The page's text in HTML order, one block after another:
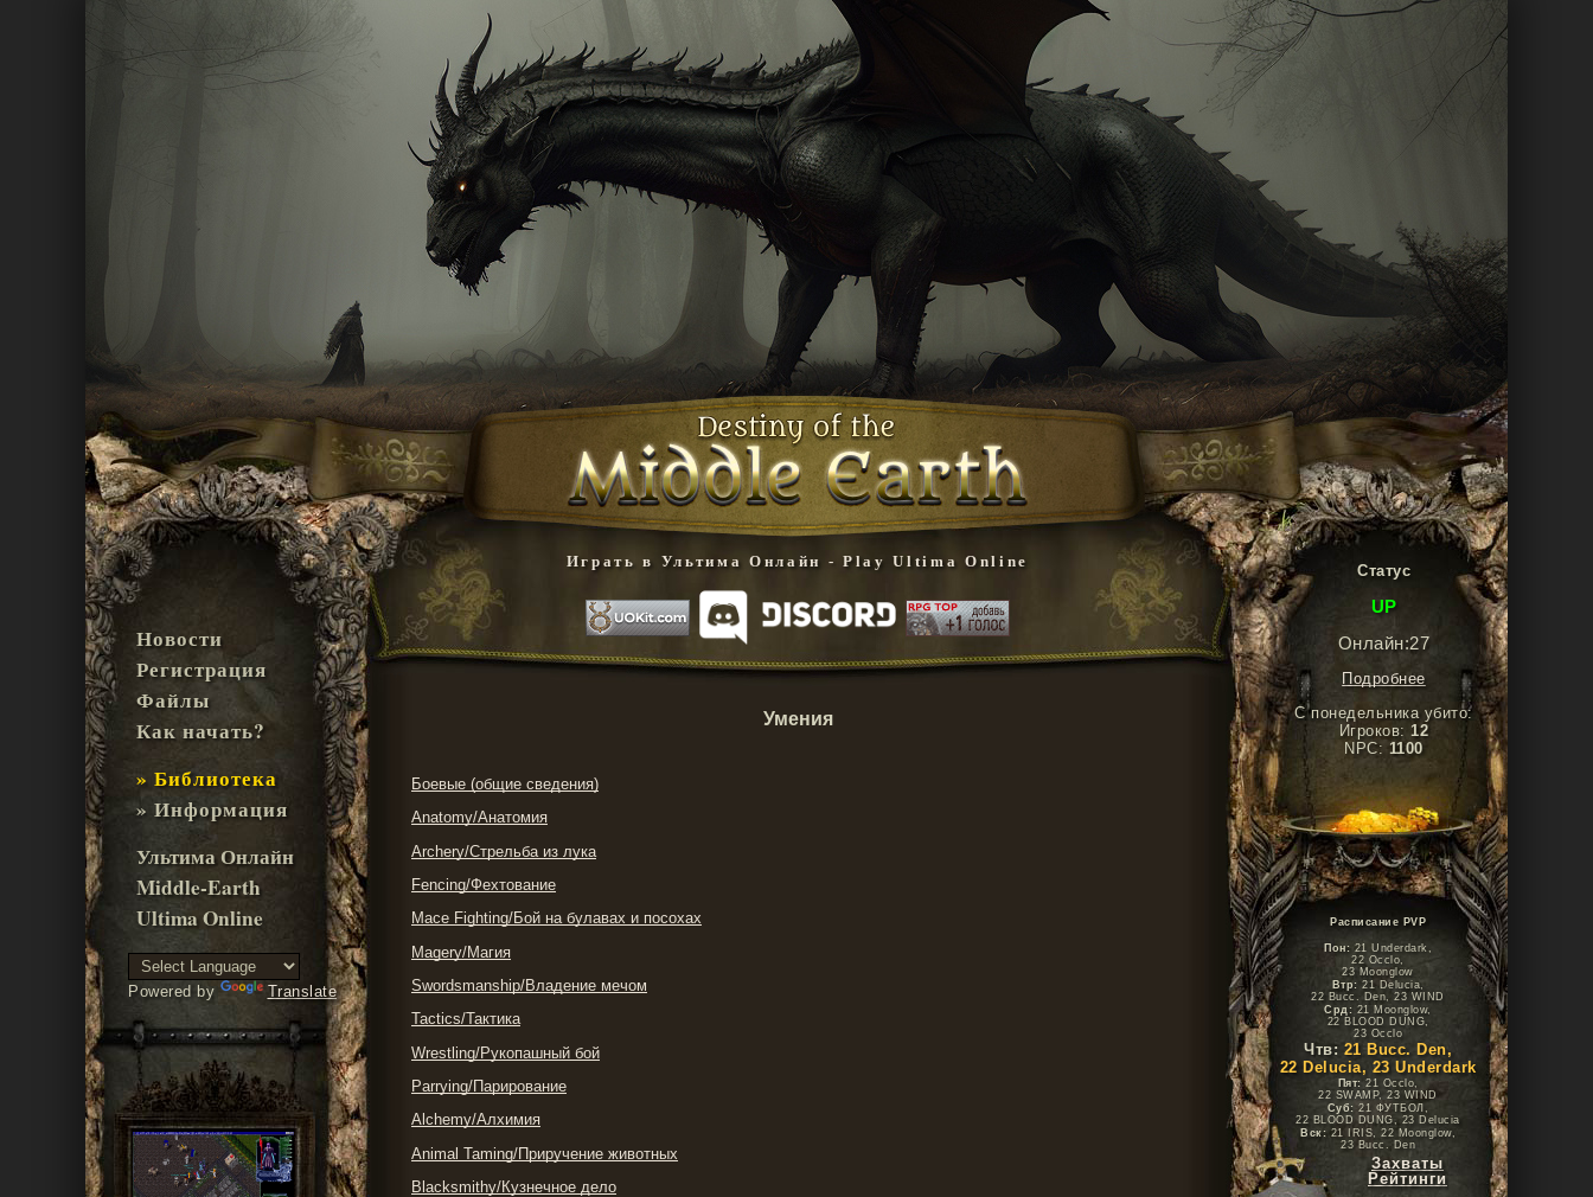
Новости
Регистрация
Файлы
Как начать?
» Библиотека
» Информация
Ультима Онлайн
Middle-Earth
Ultima Online
Powered by Translate
Играть в Ультима Онлайн - Play Ultima Online
Умения
Боевые (общие сведения)
Anatomy/Анатомия
Archery/Стрельба из лука
Fencing/Фехтование
Mace Fighting/Бой на булавах и посохах
Magery/Магия
Swordsmanship/Владение мечом
Tactics/Тактика
Wrestling/Рукопашный бой
Parrying/Парирование
Alchemy/Алхимия
Animal Taming/Приручение животных
Blacksmithy/Кузнечное дело
Статус
UP
Онлайн:27
Подробнее
С понедельника убито:
Игроков:12
NPC: 1100
Расписание PVP
Пон: 21 Underdark,
22 Occlo,
23 Moonglow
Втр: 21 Delucia,
22 Bucc. Den, 23 WIND
Срд: 21 Moonglow,
22 BLOOD DUNG,
23 Occlo
Чтв: 21 Bucc. Den,
22 Delucia, 23 Underdark
Пят: 21 Occlo,
22 SWAMP, 23 WIND
Суб:21 ФУТБОЛ,
22 BLOOD DUNG, 23 Delucia
Вск: 21 IRIS, 22 Moonglow,
23 Bucc. Den
Захваты
Рейтинги